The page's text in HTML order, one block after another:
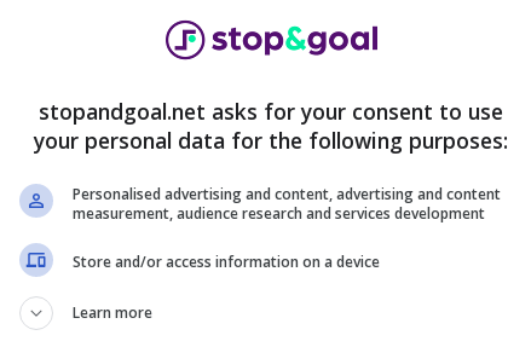
della Nazionale nel corso dell’ultimo week-end
è tornato in ritardo e la Salernitana – dopo
la questione.
che, ancora una volta,
che sfida il Torino
stopandgoal.net asks for your consent to use
your personal data for the following purposes:
Personalised advertising and content, advertising and content
measurement, audience research and services development
Store and/or access information on a device
Learn more